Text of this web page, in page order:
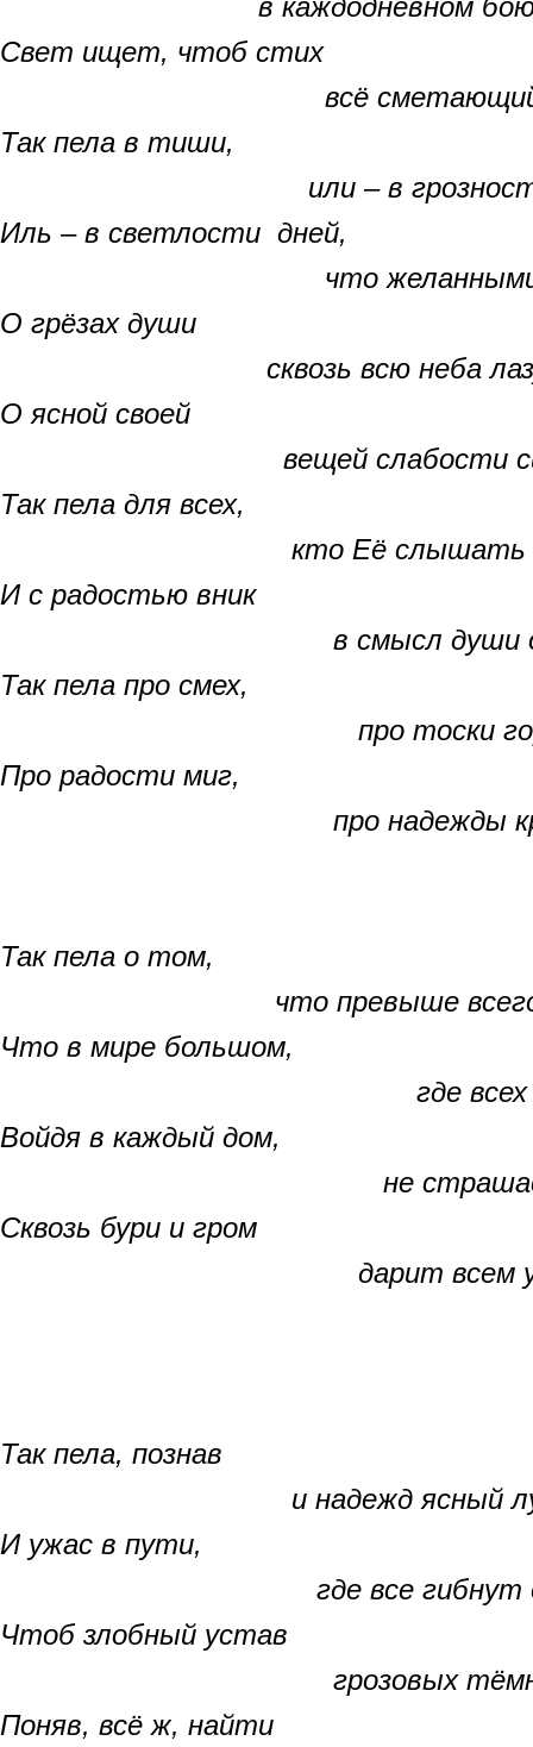
в каждодневном
Свет ищет, чтоб стих
всё сметающий
Так пела в тиши,
или – в грозности
Иль – в светлости дней,
что желанными
О грёзах души
сквозь всю неба
О ясной своей
вещей слабости
Так пела для всех,
кто Её слышать
И с радостью вник
в смысл души
Так пела про смех,
про тоски
Про радости миг,
про надежды
Так пела о том,
что превыше
Что в мире большом,
где всех зол
Войдя в каждый дом,
не страшась
Сквозь бури и гром
дарит всем
Так пела, познав
и надежд ясный
И ужас в пути,
где все гибнут
Чтоб злобный устав
грозовых тёмных
Поняв, всё ж, найти